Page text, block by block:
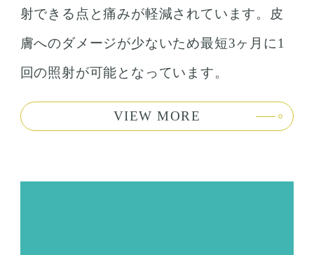
射できる点と痛みが軽減されています。皮
膚へのダメージが少ないため最短3ヶ月に1
回の照射が可能となっています。
VIEW MORE